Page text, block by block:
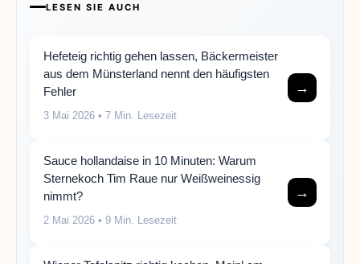
LESEN SIE AUCH
Hefeteig richtig gehen lassen, Bäckermeister
aus dem Münsterland nennt den häufigsten
Fehler
3 Mai 2026 • 7 Min. Lesezeit
→
Sauce hollandaise in 10 Minuten: Warum
Sternekoch Tim Raue nur Weißweinessig
nimmt?
2 Mai 2026 • 9 Min. Lesezeit
→